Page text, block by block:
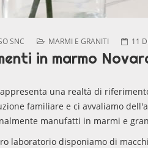
SNC MARMI E GRANITI 11
in marmo
una realtà di
familiare e ci avvaliamo
manufatti in marmi e
laboratorio disponiamo di